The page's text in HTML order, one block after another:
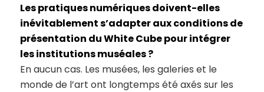
Les pratiques numériques doivent-elles
inévitablement s’adapter aux conditions de
présentation du White Cube pour intégrer
les institutions muséales ?
En aucun cas. Les musées, les galeries et le
monde de l’art ont longtemps été axés sur les